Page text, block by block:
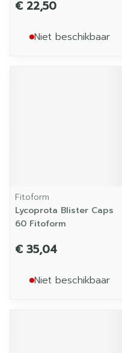
€ 22,50
Niet beschikbaar
Fitoform
Lycoprota Blister Caps
60 Fitoform
€ 35,04
Niet beschikbaar